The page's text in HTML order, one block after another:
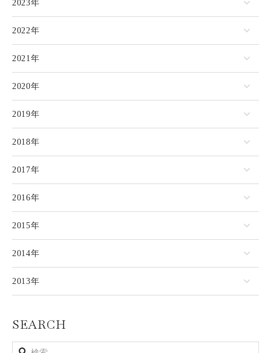
2023年
2022年
2021年
2020年
2019年
2018年
2017年
2016年
2015年
2014年
2013年
SEARCH